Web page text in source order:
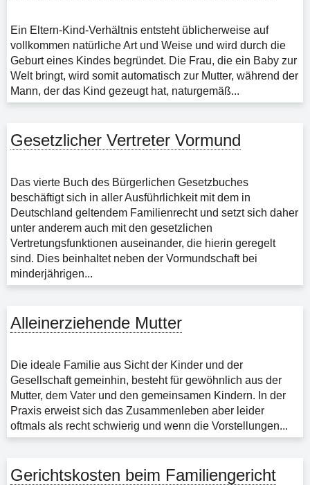
Ein Eltern-Kind-Verhältnis entsteht üblicherweise auf
vollkommen natürliche Art und Weise und wird durch die
Geburt eines Kindes begründet. Die Frau, die ein Baby zur
Welt bringt, wird somit automatisch zur Mutter, während der
Mann, der das Kind gezeugt hat, naturgemäß...
Gesetzlicher Vertreter Vormund
Das vierte Buch des Bürgerlichen Gesetzbuches
beschäftigt sich in aller Ausführlichkeit mit dem in
Deutschland geltendem Familienrecht und setzt sich daher
unter anderem auch mit den gesetzlichen
Vertretungsfunktionen auseinander, die hierin geregelt
sind. Dies beinhaltet neben der Vormundschaft bei
minderjährigen...
Alleinerziehende Mutter
Die ideale Familie aus Sicht der Kinder und der
Gesellschaft gemeinhin, besteht für gewöhnlich aus der
Mutter, dem Vater und den gemeinsamen Kindern. In der
Praxis erweist sich das Zusammenleben aber leider
oftmals als recht schwierig und wenn die Vorstellungen...
Gerichtskosten beim Familiengericht